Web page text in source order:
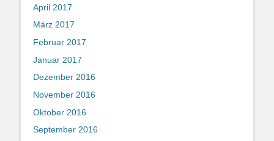
April 2017
März 2017
Februar 2017
Januar 2017
Dezember 2016
November 2016
Oktober 2016
September 2016